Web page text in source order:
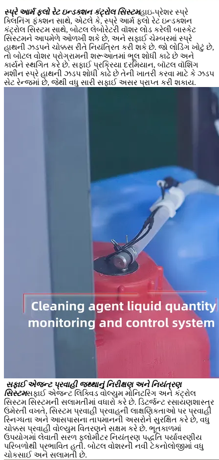
સ્પ્રે આર્મ ફ્લો રેટ ઇન્ડક્શન કંટ્રોલ સિસ્ટમહાઇ-પ્રેશર સ્પ્રે
ક્લિનિંગ ફંક્શન સાથે, એટલે કે, સ્પ્રે આર્મ ફ્લો રેટ ઇન્ડક્શન
કંટ્રોલ સિસ્ટમ સાથે, બોટલ લેબોરેટરી વૉશર લોડ કરેલી બાસ્કેટ
સિસ્ટમને આપમેળે ઓળખી શકે છે, અને સફાઈ ચેમ્બરમાં સ્પ્રે
હાથની ઝડપને ચોક્કસ રીતે નિયંત્રિત કરી શકે છે. જો લોડિંગ ખોટું છે,
તો બોટલ વોશર પ્રોગ્રામની શરૂઆતમાં ભૂલ શોધી કાઢે છે અને
કાર્યને સ્થગિત કરે છે. સફાઈ પ્રક્રિયા દરમિયાન, બૉટલ વૉશિંગ
મશીન સ્પ્રે હાથની ઝડપ શોધી કાઢે છે તેની ખાતરી કરવા માટે કે ઝડપ
સેટ રેન્જમાં છે, જેથી વધુ સારી સફાઈ અસર પ્રાપ્ત કરી શકાય.
સફાઈ એજન્ટ પ્રવાહી જથ્થાનું નિરીક્ષણ અને નિયંત્રણ
સિસ્ટમસફાઈ એજન્ટ લિક્વિડ વોલ્યુમ મોનિટરિંગ અને કંટ્રોલ
સિસ્ટમ સિસ્ટમની સલામતીમાં વધારો કરે છે. ડિટર્જન્ટ રસાયણશાસ્ત્ર
ઉમેરતી વખતે, સિસ્ટમ પ્રવાહી પ્રવાહની લાક્ષણિકતાઓ પર પ્રવાહી
સ્નિગ્ધતા અને આસપાસના તાપમાનની અસરોને સુરક્ષિત કરે છે, વધુ
ચોક્કસ પ્રવાહી વોલ્યુમ વિતરણને સક્ષમ કરે છે. ભૂતકાળમાં
ઉપયોગમાં લેવાતી સરળ ફ્લોમીટર નિયંત્રણ પદ્ધતિ પર્યાવરણીય
પરિબળોથી પ્રભાવિત હતી. બોટલ વોશરની નવી ટેકનોલોજીમાં વધુ
ચોકસાઈ અને સલામતી છે.